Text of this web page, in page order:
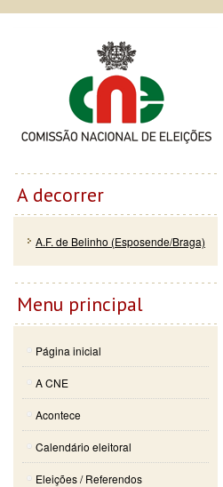
A decorrer
A.F. de Belinho (Esposende/Braga)
Menu principal
Página inicial
A CNE
Acontece
Calendário eleitoral
Eleições / Referendos